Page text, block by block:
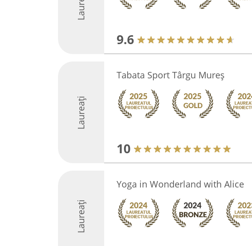
9.6
Laureați
Tabata Sport Târgu Mureş
10
Laureați
Yoga in Wonderland with Alice